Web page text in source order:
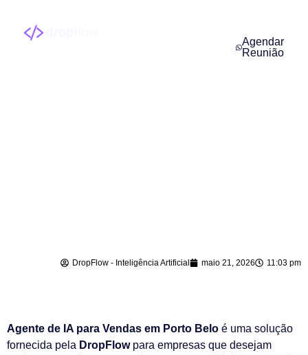
Agendar
Reunião
DropFlow - Inteligência Artificial maio 21, 2026 11:03 pm
Agente de IA para Vendas em Porto Belo é uma solução
fornecida pela DropFlowpara empresas que desejam